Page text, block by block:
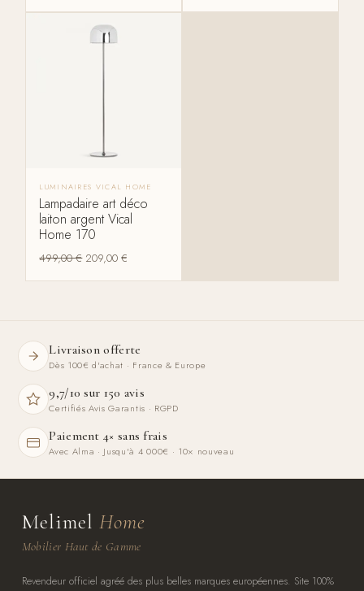
LUMINAIRES VICAL HOME
Lampadaire art déco
laiton argent Vical
Home 170
499,00€ 209,00€
Livraison offerte
Dès 100€ d'achat · France & Europe
9,7/10 sur 150 avis
Certifiés Avis Garantis · RGPD
Paiement 4× sans frais
Avec Alma · Jusqu'à 4 000€ · 10× nouveau
Melimel Home
Mobilier Haut de Gamme
Revendeur officiel agréé des plus belles marques européennes. Site 100%